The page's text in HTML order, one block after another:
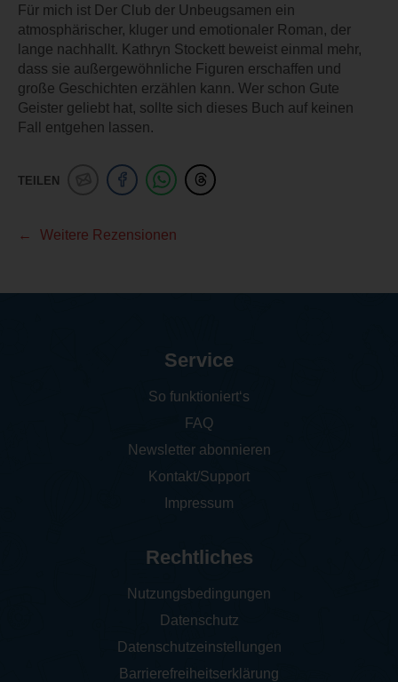
Für mich ist Der Club der Unbeugsamen ein
atmosphärischer, kluger und emotionaler Roman, der
lange nachhallt. Kathryn Stockett beweist einmal mehr,
dass sie außergewöhnliche Figuren erschaffen und
große Geschichten erzählen kann. Wer schon Gute
Geister geliebt hat, sollte sich dieses Buch auf keinen
Fall entgehen lassen.
TEILEN
Weitere Rezensionen
Service
So funktioniert‘s
FAQ
Newsletter abonnieren
Kontakt/Support
Impressum
Rechtliches
Nutzungsbedingungen
Datenschutz
Datenschutzeinstellungen
Barrierefreiheitserklärung